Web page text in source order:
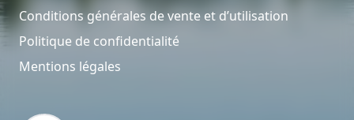
Conditions générales de vente et d’utilisation
Politique de confidentialité
Mentions légales